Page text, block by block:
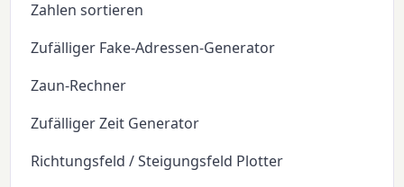
Zahlen sortieren
Zufälliger Fake-Adressen-Generator
Zaun-Rechner
Zufälliger Zeit Generator
Richtungsfeld / Steigungsfeld Plotter